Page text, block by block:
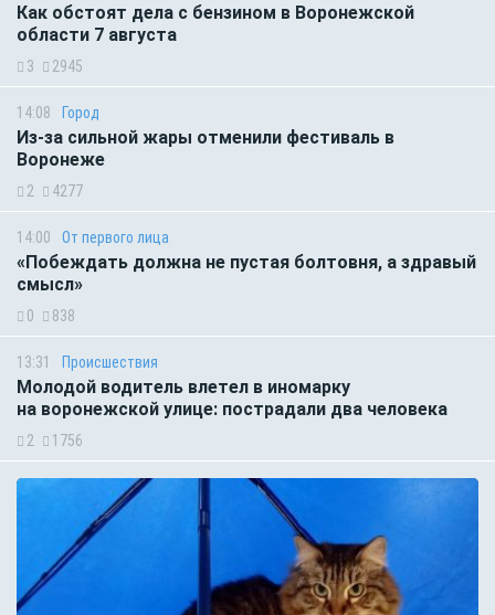
Как обстоят дела с бензином в Воронежской
области 7 августа
3 2945
14:08 Город
Из-за сильной жары отменили фестиваль в
Воронеже
2 4277
14:00 От первого лица
«Побеждать должна не пустая болтовня, а здравый
смысл»
0 838
13:31 Происшествия
Молодой водитель влетел в иномарку
на воронежской улице: пострадали два человека
2 1756